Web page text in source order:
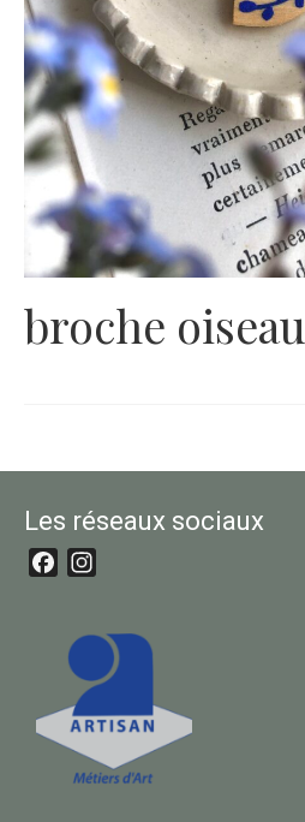
broche
Les réseaux sociaux
Facebook